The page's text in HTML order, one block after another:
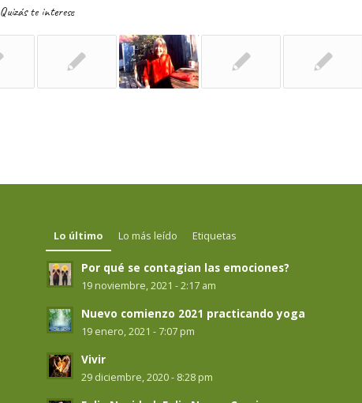
Quizás te interese
Lo último Lo más leído Etiquetas
Por qué se contagian las emociones?
19 noviembre, 2021 - 2:17 am
Nuevo comienzo 2021 practicando yoga
19 enero, 2021 - 7:07 pm
Vivir
29 diciembre, 2020 - 8:28 pm